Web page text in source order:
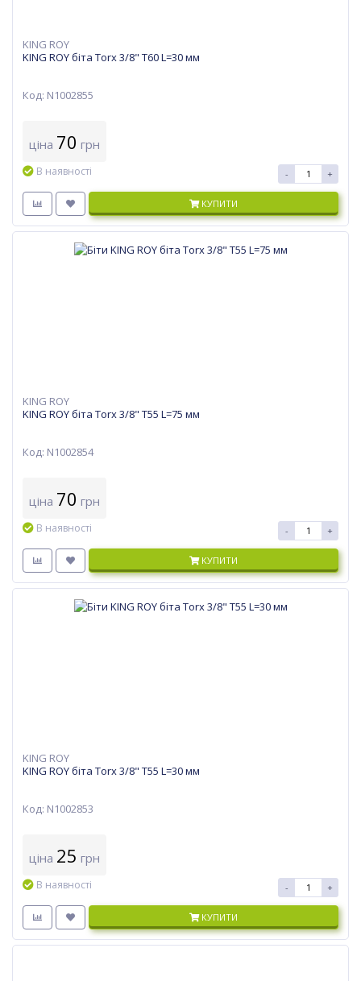
KING ROY
KING ROY біта Torx 3/8" T60 L=30 мм
Код: N1002855
ціна 70 грн
В наявності - +
КУПИТИ
KING ROY
KING ROY біта Torx 3/8" T55 L=75 мм
Код: N1002854
ціна 70 грн
В наявності - +
КУПИТИ
KING ROY
KING ROY біта Torx 3/8" T55 L=30 мм
Код: N1002853
ціна 25 грн
В наявності - +
КУПИТИ